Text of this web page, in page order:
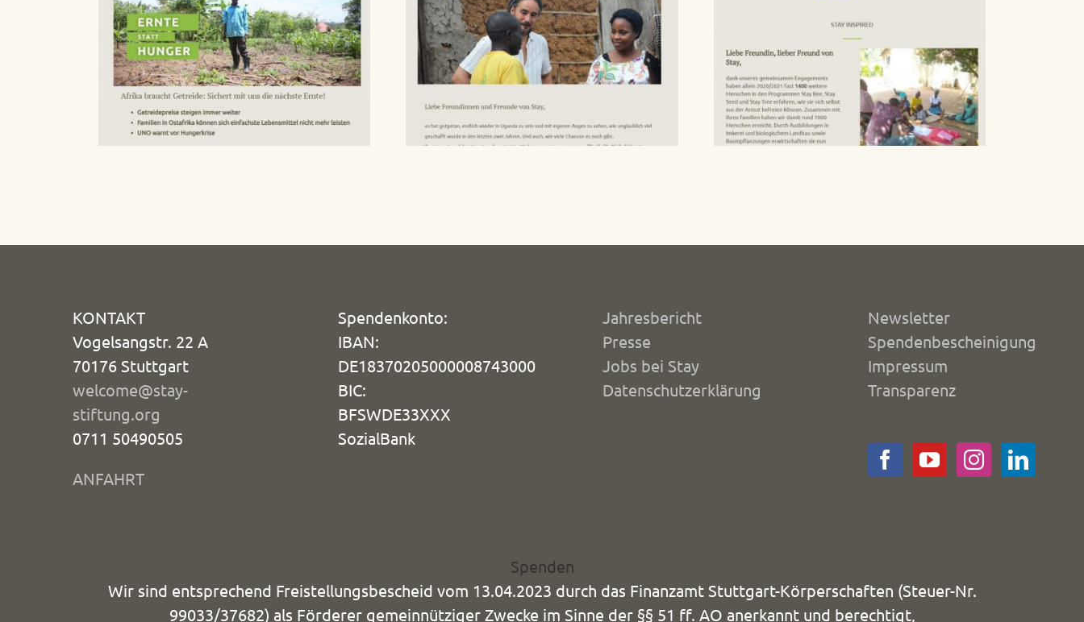
KONTAKT
Vogelsangstr. 22 A
70176 Stuttgart
welcome@stay-
stiftung.org
0711 50490505
ANFAHRT
Spendenkonto:
IBAN:
DE18370205000008743000
BIC:
BFSWDE33XXX
SozialBank
Jahresbericht
Presse
Jobs bei Stay
Datenschutzerklärung
Newsletter
Spendenbescheinigung
Impressum
Transparenz
Spenden
Wir sind entsprechend Freistellungsbescheid vom 13.04.2023 durch das Finanzamt Stuttgart-Körperschaften (Steuer-Nr.
99033/37682) als Förderer gemeinnütziger Zwecke im Sinne der §§ 51 ff. AO anerkannt und berechtigt,